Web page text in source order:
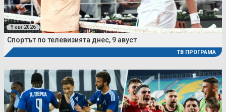
9 авг 2026
Спортът по телевизията днес, 9 авуст
ТВ ПРОГРАМА